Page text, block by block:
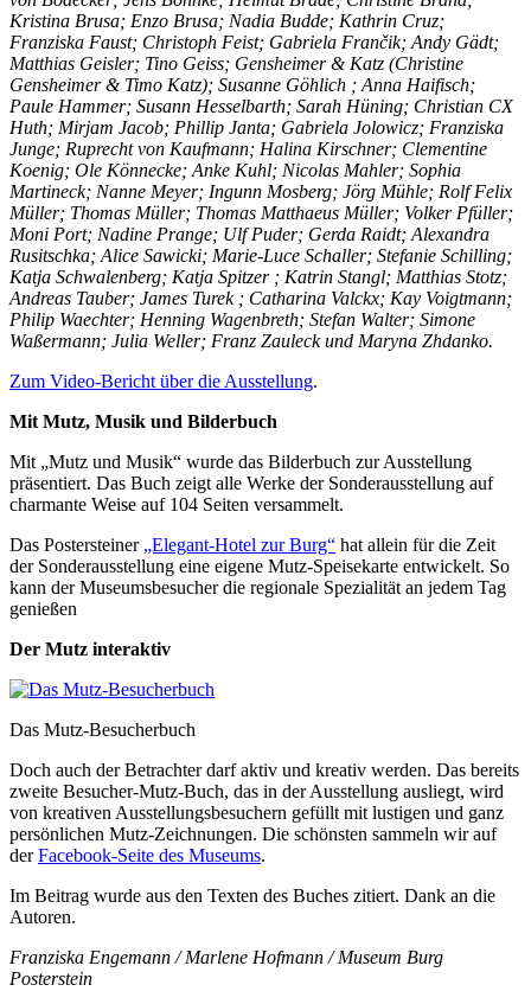
Kristina Brusa; Enzo Brusa; Nadia Budde; Kathrin Cruz;
Franziska Faust; Christoph Feist; Gabriela Frančik; Andy Gädt;
Matthias Geisler; Tino Geiss; Gensheimer & Katz (Christine
Gensheimer & Timo Katz); Susanne Göhlich ; Anna Haifisch;
Paule Hammer; Susann Hesselbarth; Sarah Hüning; Christian CX
Huth; Mirjam Jacob; Phillip Janta; Gabriela Jolowicz; Franziska
Junge; Ruprecht von Kaufmann; Halina Kirschner; Clementine
Koenig; Ole Könnecke; Anke Kuhl; Nicolas Mahler; Sophia
Martineck; Nanne Meyer; Ingunn Mosberg; Jörg Mühle; Rolf Felix
Müller; Thomas Müller; Thomas Matthaeus Müller; Volker Pfüller;
Moni Port; Nadine Prange; Ulf Puder; Gerda Raidt; Alexandra
Rusitschka; Alice Sawicki; Marie-Luce Schaller; Stefanie Schilling;
Katja Schwalenberg; Katja Spitzer ; Katrin Stangl; Matthias Stotz;
Andreas Tauber; James Turek ; Catharina Valckx; Kay Voigtmann;
Philip Waechter; Henning Wagenbreth; Stefan Walter; Simone
Waßermann; Julia Weller; Franz Zauleck und Maryna Zhdanko.
Zum Video-Bericht über die Ausstellung.
Mit Mutz, Musik und Bilderbuch
Mit „Mutz und Musik“ wurde das Bilderbuch zur Ausstellung
präsentiert. Das Buch zeigt alle Werke der Sonderausstellung auf
charmante Weise auf 104 Seiten versammelt.
Das Postersteiner „Elegant-Hotel zur Burg“ hat allein für die Zeit
der Sonderausstellung eine eigene Mutz-Speisekarte entwickelt. So
kann der Museumsbesucher die regionale Spezialität an jedem Tag
genießen
Der Mutz interaktiv
Das Mutz-Besucherbuch
Doch auch der Betrachter darf aktiv und kreativ werden. Das bereits
zweite Besucher-Mutz-Buch, das in der Ausstellung ausliegt, wird
von kreativen Ausstellungsbesuchern gefüllt mit lustigen und ganz
persönlichen Mutz-Zeichnungen. Die schönsten sammeln wir auf
derFacebook-Seite des Museums.
Im Beitrag wurde aus den Texten des Buches zitiert. Dank an die
Autoren.
Franziska Engemann / Marlene Hofmann / Museum Burg
Posterstein